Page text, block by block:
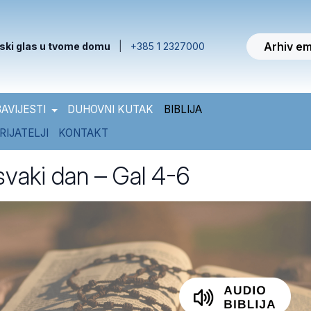
glas u tvome domu +385 1 2327000 Arhiv
DUHOVNI KUTAK
BIBLIJA
KONTAKT
dan – Gal 4-6